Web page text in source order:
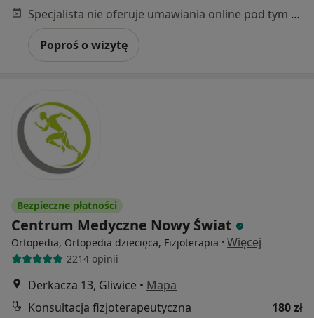
Specjalista nie oferuje umawiania online pod tym adresem.
Poproś o wizytę
Bezpieczne płatności
Centrum Medyczne Nowy Świat
Ortopedia, Ortopedia dziecięca, Fizjoterapia · Więcej
2214 opinii
Derkacza 13, Gliwice • Mapa
Konsultacja fizjoterapeutyczna
180 zł